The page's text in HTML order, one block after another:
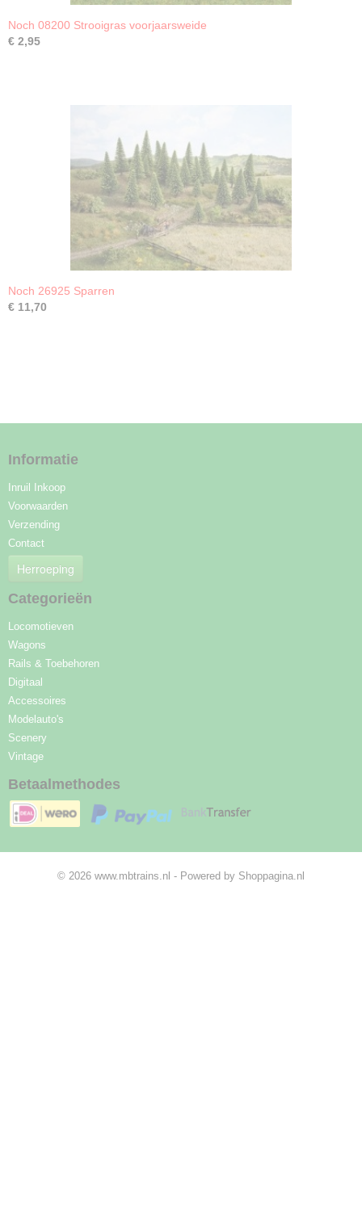
Noch 08200 Strooigras voorjaarsweide
€ 2,95
Noch 26925 Sparren
€ 11,70
Informatie
Inruil Inkoop
Voorwaarden
Verzending
Contact
Herroeping
Categorieën
Locomotieven
Wagons
Rails & Toebehoren
Digitaal
Accessoires
Modelauto's
Scenery
Vintage
Betaalmethodes
© 2026 www.mbtrains.nl - Powered by Shoppagina.nl